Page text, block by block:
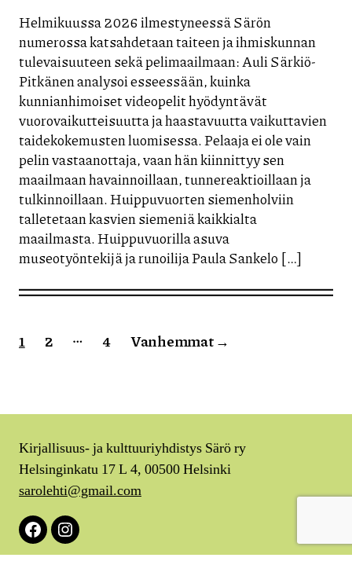
Helmikuussa 2026 ilmestyneessä Särön
numerossa katsahdetaan taiteen ja ihmiskunnan
tulevaisuuteen sekä pelimaailmaan: Auli Särkiö-
Pitkänen analysoi esseessään, kuinka
kunnianhimoiset videopelit hyödyntävät
vuorovaikutteisuutta ja haastavuutta vaikuttavien
taidekokemusten luomisessa. Pelaaja ei ole vain
pelin vastaanottaja, vaan hän kiinnittyy sen
maailmaan havainnoillaan, tunnereaktioillaan ja
tulkinnoillaan. Huippuvuorten siemenholviin
talletetaan kasvien siemeniä kaikkialta
maailmasta. Huippuvuorilla asuva
museotyöntekijä ja runoilija Paula Sankelo […]
Artikkelien
1 2 … 4 Vanhemmat→
Kirjallisuus- ja kulttuuriyhdistys Särö ry
Helsinginkatu 17 L 4, 00500 Helsinki
sarolehti@gmail.com
FacebookInstagram